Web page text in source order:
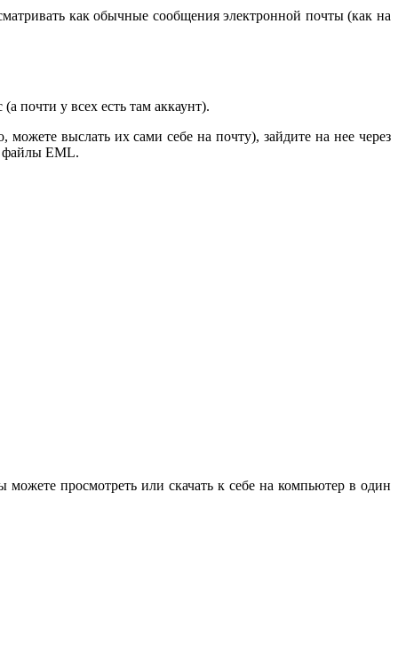
как обычные сообщения электронной почты (как на
у всех есть там аккаунт).
выслать их сами себе на почту), зайдите на нее через
файлы EML.
просмотреть или скачать к себе на компьютер в один